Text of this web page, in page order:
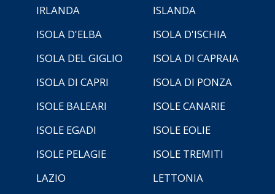
IRLANDA
ISLANDA
ISOLA D'ELBA
ISOLA D'ISCHIA
ISOLA DEL GIGLIO
ISOLA DI CAPRAIA
ISOLA DI CAPRI
ISOLA DI PONZA
ISOLE BALEARI
ISOLE CANARIE
ISOLE EGADI
ISOLE EOLIE
ISOLE PELAGIE
ISOLE TREMITI
LAZIO
LETTONIA